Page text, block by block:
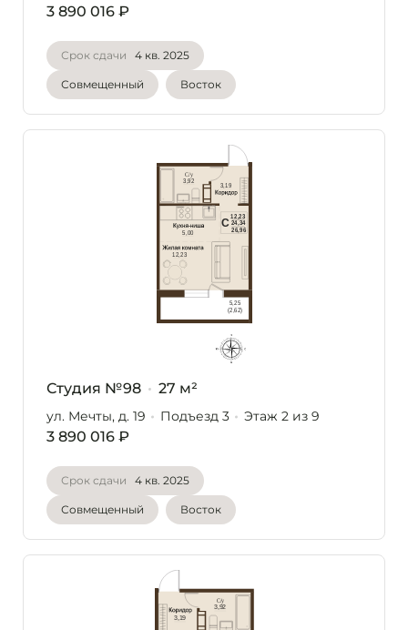
3 890 016 ₽
Срок сдачи 4 кв. 2025
Совмещенный Восток
Студия №98 27 м²
ул. Мечты, д. 19 Подъезд 3 Этаж 2из 9
3 890 016 ₽
Срок сдачи 4 кв. 2025
Совмещенный Восток